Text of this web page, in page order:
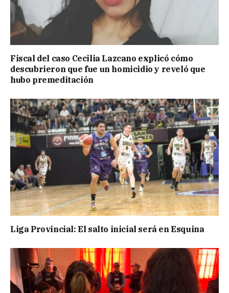
Fiscal del caso Cecilia Lazcano explicó cómo
descubrieron que fue un homicidio y reveló que
hubo premeditación
Liga Provincial: El salto inicial será en Esquina